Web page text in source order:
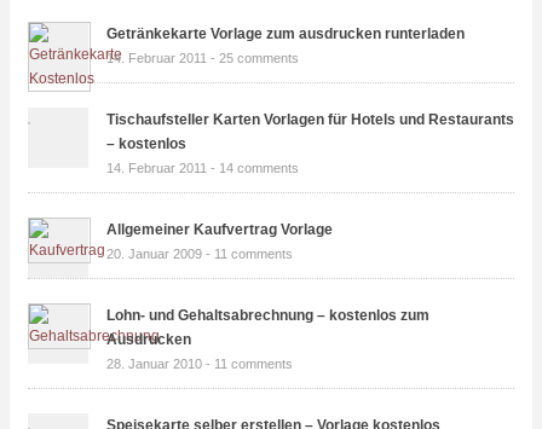
Getränkekarte Vorlage zum ausdrucken runterladen
14. Februar 2011 - 25 comments
Tischaufsteller Karten Vorlagen für Hotels und Restaurants
– kostenlos
14. Februar 2011 - 14 comments
Allgemeiner Kaufvertrag Vorlage
20. Januar 2009 - 11 comments
Lohn- und Gehaltsabrechnung – kostenlos zum
Ausdrucken
28. Januar 2010 - 11 comments
Speisekarte selber erstellen – Vorlage kostenlos